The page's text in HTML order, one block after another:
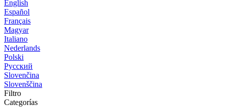
English
Español
Français
Magyar
Italiano
Nederlands
Polski
Русский
Slovenčina
Slovenščina
Filtro
Categorías